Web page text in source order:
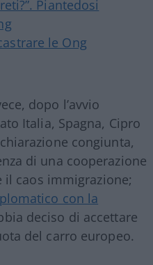
Piantedosi
le Ong
dopo l’avvio
Italia, Spagna, Cipro
congiunta,
di una cooperazione
il caos immigrazione;
con la
deciso di accettare
del carro europeo.